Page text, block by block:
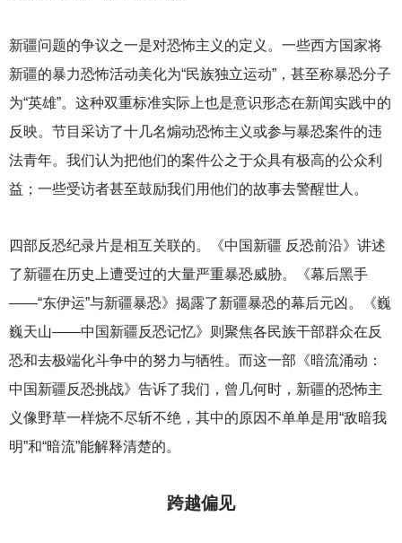
新疆问题的争议之一是对恐怖主义的定义。一些西方国家将
新疆的暴力恐怖活动美化为“民族独立运动”，甚至称暴恐分子
为“英雄”。这种双重标准实际上也是意识形态在新闻实践中的
反映。节目采访了十几名煽动恐怖主义或参与暴恐案件的违
法青年。我们认为把他们的案件公之于众具有极高的公众利
益；一些受访者甚至鼓励我们用他们的故事去警醒世人。
四部反恐纪录片是相互关联的。《中国新疆 反恐前沿》讲述
了新疆在历史上遭受过的大量严重暴恐威胁。《幕后黑手
——“东伊运”与新疆暴恐》揭露了新疆暴恐的幕后元凶。《巍
巍天山——中国新疆反恐记忆》则聚焦各民族干部群众在反
恐和去极端化斗争中的努力与牺牲。而这一部《暗流涌动：
中国新疆反恐挑战》告诉了我们，曾几何时，新疆的恐怖主
义像野草一样烧不尽斩不绝，其中的原因不单单是用“敌暗我
明”和“暗流”能解释清楚的。
跨越偏见